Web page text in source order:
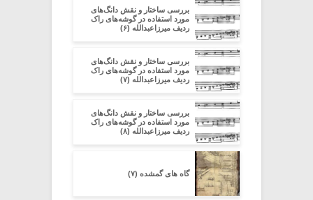
بررسی ساختار و نقش دانگ‌های
مورد استفاده در گوشه‌های راک
ردیف میرزاعبدالله (۶)
بررسی ساختار و نقش دانگ‌های
مورد استفاده در گوشه‌های راک
ردیف میرزاعبدالله (۷)
بررسی ساختار و نقش دانگ‌های
مورد استفاده در گوشه‌های راک
ردیف میرزاعبدالله (۸)
گاه های گمشده (۷)